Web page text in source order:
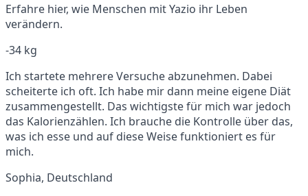
Erfahre hier, wie Menschen mit Yazio ihr Leben
verändern.
-34 kg
Ich startete mehrere Versuche abzunehmen. Dabei
scheiterte ich oft. Ich habe mir dann meine eigene Diät
zusammengestellt. Das wichtigste für mich war jedoch
das Kalorienzählen. Ich brauche die Kontrolle über das,
was ich esse und auf diese Weise funktioniert es für
mich.
Sophia, Deutschland